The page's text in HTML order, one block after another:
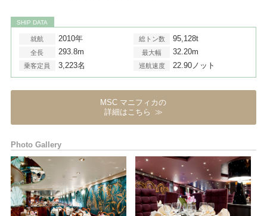
SHIP DATA
就航 2010年 総トン数 95,128t
全長 293.8m 最大幅 32.20m
乗客定員 3,223名 巡航速度 22.90ノット
MSC マニフィカの
詳細はこちら
Photo Gallery